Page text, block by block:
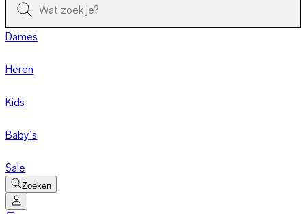
Dames
Heren
Kids
Baby’s
Sale
Zoeken